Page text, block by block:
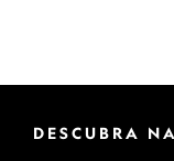
DESCUBRA